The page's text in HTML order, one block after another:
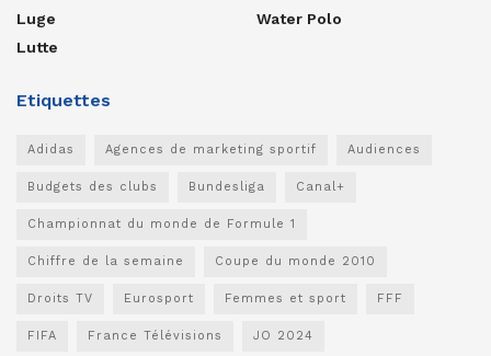
Luge
Lutte
Water Polo
Etiquettes
Adidas Agences de marketing sportif Audiences
Budgets des clubs Bundesliga Canal+
Championnat du monde de Formule 1
Chiffre de la semaine Coupe du monde 2010
Droits TV Eurosport Femmes et sport FFF
FIFA France Télévisions JO 2024